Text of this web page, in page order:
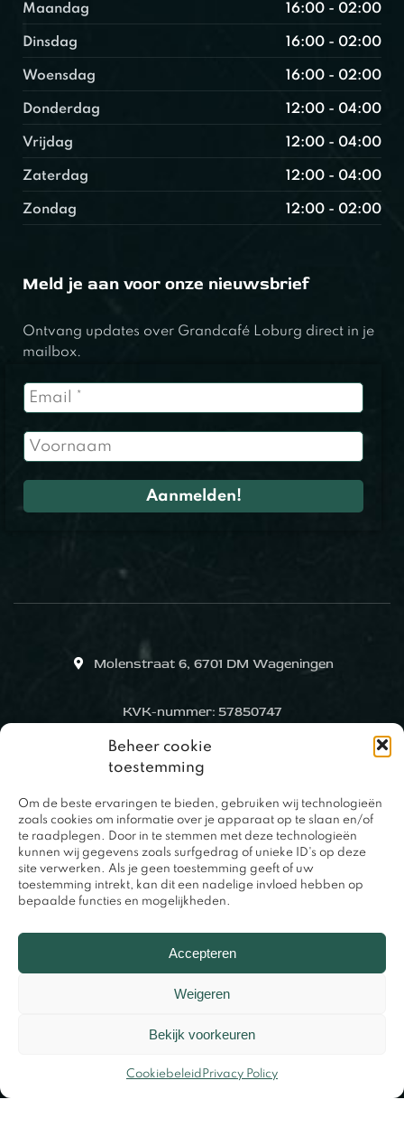
Beheer cookie
toestemming
Om de beste ervaringen te bieden, gebruiken wij technologieën
zoals cookies om informatie over je apparaat op te slaan en/of
te raadplegen. Door in te stemmen met deze technologieën
kunnen wij gegevens zoals surfgedrag of unieke ID's op deze
site verwerken. Als je geen toestemming geeft of uw
toestemming intrekt, kan dit een nadelige invloed hebben op
bepaalde functies en mogelijkheden.
Accepteren
Weigeren
Bekijk voorkeuren
Cookiebeleid Privacy Policy
Maandag 16:00 - 02:00
Dinsdag 16:00 - 02:00
Woensdag 16:00 - 02:00
Donderdag 12:00 - 04:00
Vrijdag 12:00 - 04:00
Zaterdag 12:00 - 04:00
Zondag 12:00 - 02:00
Meld je aan voor onze nieuwsbrief
Ontvang updates over Grandcafé Loburg direct in je
mailbox.
Molenstraat 6, 6701 DM Wageningen
KVK-nummer: 57850747
0317 – 420848